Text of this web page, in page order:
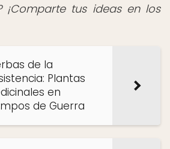
¡Comparte tus ideas en los
de la
Plantas
en
de Guerra